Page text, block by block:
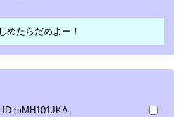
めたらだめよー！
ID:mMH101JKA.